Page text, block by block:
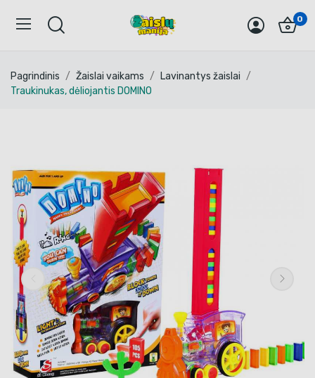
0
Pagrindinis Žaislai vaikams
Lavinantys žaislai
Traukinukas, dėliojantis DOMINO